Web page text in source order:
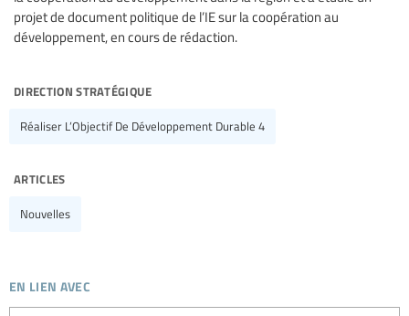
projet de document politique de l’IE sur la coopération au
développement, en cours de rédaction.
direction stratégique
Réaliser L’Objectif De Développement Durable 4
articles
Nouvelles
en lien avec